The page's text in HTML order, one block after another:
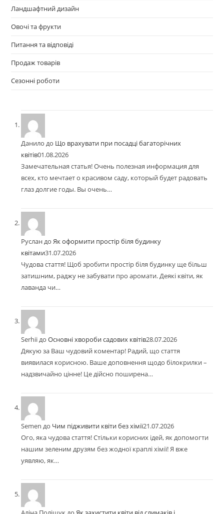
Ландшафтний дизайн
Овочі та фрукти
Питання та відповіді
Продаж товарів
Сезонні роботи
Данило до Що врахувати при посадці багаторічних
квітів01.08.2026
Замечательная статья! Очень полезная информация для
всех, кто мечтает о красивом саду, который будет радовать
глаз долгие годы. Вы очень…
Руслан доЯк оформити простір біля будинку
квітами31.07.2026
Чудова стаття! Щоб зробити простір біля будинку ще більш
затишним, раджу не забувати про аромати. Деякі квіти, як
лаванда чи…
SerhiiдоОсновні хвороби садових квітів28.07.2026
Дякую за Ваш чудовий коментар! Радий, що стаття
виявилася корисною. Ваше доповнення щодо білокрилки –
надзвичайно цінне! Це дійсно поширена…
Semen до Чим підживити квіти без хімії21.07.2026
Ого, яка чудова стаття! Стільки корисних ідей, як допомогти
нашим зеленим друзям без жодної краплі хімії! Я вже
уявляю, як…